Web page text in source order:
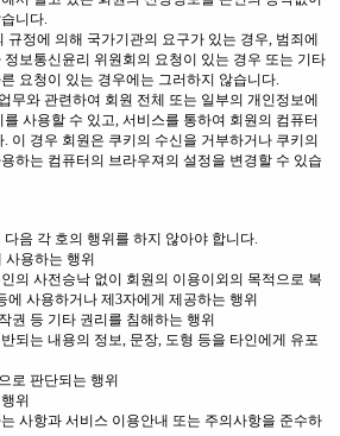
니다.
규정에 의해 국가기관의 요구가 있는 경우, 범죄에
보통신윤리 위원회의 요청이 있는 경우 또는 기타
요청이 있는 경우에는 그러하지 않습니다.
와 관련하여 회원 전체 또는 일부의 개인정보에
사용할 수 있고, 서비스를 통하여 회원의 컴퓨터
이 경우 회원은 쿠키의 수신을 거부하거나 쿠키의
하는 컴퓨터의 브라우져의 설정을 변경할 수 있습
음 각 호의 행위를 하지 않아야 합니다.
용하는 행위
의 사전승낙 없이 회원의 이용이외의 목적으로 복
에 사용하거나 제3자에게 제공하는 행위
권 등 기타 권리를 침해하는 행위
되는 내용의 정보, 문장, 도형 등을 타인에게 유포
로 판단되는 행위
위
사항과 서비스 이용안내 또는 주의사항을 준수하